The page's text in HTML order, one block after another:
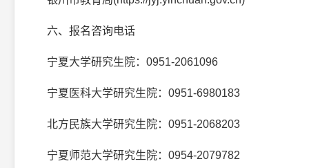
六、报名咨询电话
宁夏大学研究生院：0951-2061096
宁夏医科大学研究生院：0951-6980183
北方民族大学研究生院：0951-2068203
宁夏师范大学研究生院：0954-2079782